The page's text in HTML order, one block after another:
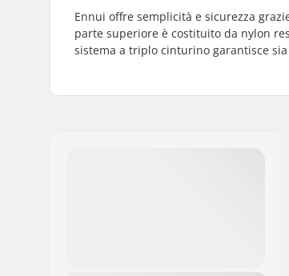
Ennui offre semplicità e sicurezza
parte superiore è costituito da nylon
sistema a triplo cinturino garantisce